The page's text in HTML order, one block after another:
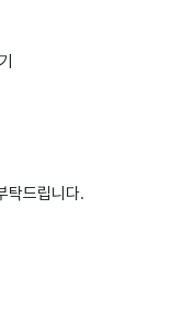
탁드립니다.